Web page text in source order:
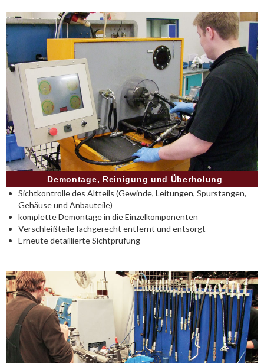
Demontage, Reinigung und Überholung
Sichtkontrolle des Altteils (Gewinde, Leitungen, Spurstangen,
Gehäuse und Anbauteile)
komplette Demontage in die Einzelkomponenten
Verschleißteile fachgerecht entfernt und entsorgt
Erneute detaillierte Sichtprüfung